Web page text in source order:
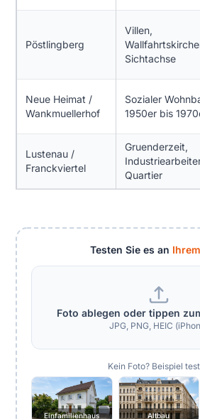
Pöstlingberg
Villen,
Sichtachse
Neue Heimat /
Wankmuellerhof
Sozialer
1950er bis
Lustenau /
Franckviertel
Gruenderzeit,
Quartier
Testen Sie es an
Foto ablegen oder tippen
JPG, PNG, HEIC
Kein Foto? Beispiel
Einfamilienhaus Altbau